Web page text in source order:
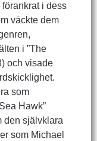
i dess
väckte dem
i ”The
och visade
som
Hawk”
den självklara
som Michael